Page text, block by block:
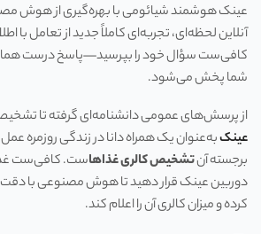
عینک هوشمند شیائومی با بهره‌گیری از هوش
آنلاین لحظه‌ای، تجربه‌ای کاملاً جدید از تعامل با
کافی‌ست سؤال خود را بپرسید—پاسخ درست
شما پخش می‌شود.
از پرسش‌های عمومی دانشنامه‌ای گرفته تا
عینکبه‌عنوان یک همراه دانا در زندگی روزمره
برجسته آنتشخیص کالری غذاهاست. کافی‌ست
دوربین عینک قرار دهید تا هوش مصنوعی با دقت
کرده و میزان کالری آن را اعلام کند.